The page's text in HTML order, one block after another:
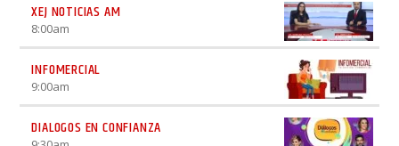
XEJ NOTICIAS AM
8:00am
INFOMERCIAL
9:00am
DIALOGOS EN CONFIANZA